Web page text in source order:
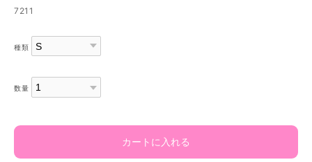
7211
種類
数量
カートに入れる